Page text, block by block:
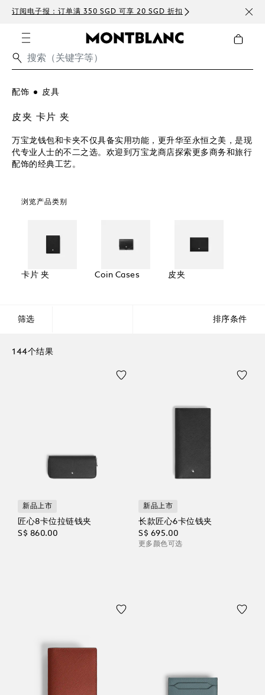
订阅电子报：订单满 350 SGD 可享 20 SGD 折扣 免费
配饰 皮具
皮夹 卡片 夹
万宝龙钱包和卡夹不仅具备实用功能，更升华至永恒之美，是现
代专业人士的不二之选。欢迎到万宝龙商店探索更多商务和旅行
配饰的经典工艺。
浏览产品类别
卡片 夹 Coin Cases 皮夹
筛选 排序条件
144个结果
新品上市
匠心8卡位拉链钱夹
S$ 860.00
新品上市
长款匠心6卡位钱夹
S$ 695.00
更多颜色可选